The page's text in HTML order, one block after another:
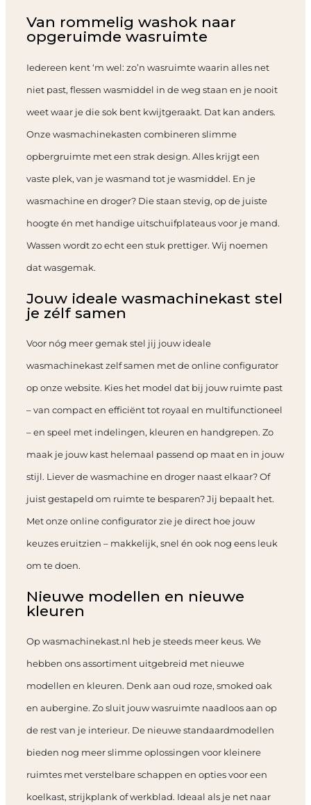
Van rommelig washok naar
opgeruimde wasruimte
Iedereen kent ‘m wel: zo’n wasruimte waarin alles net
niet past, flessen wasmiddel in de weg staan en je nooit
weet waar je die sok bent kwijtgeraakt. Dat kan anders.
Onze wasmachinekasten combineren slimme
opbergruimte met een strak design. Alles krijgt een
vaste plek, van je wasmand tot je wasmiddel. En je
wasmachine en droger? Die staan stevig, op de juiste
hoogte én met handige uitschuifplateaus voor je mand.
Wassen wordt zo echt een stuk prettiger. Wij noemen
dat wasgemak.
Jouw ideale wasmachinekast stel
je zélf samen
Voor nóg meer gemak stel jij jouw ideale
wasmachinekast zelf samen met de online configurator
op onze website. Kies het model dat bij jouw ruimte past
– van compact en efficiënt tot royaal en multifunctioneel
– en speel met indelingen, kleuren en handgrepen. Zo
maak je jouw kast helemaal passend op maat en in jouw
stijl. Liever de wasmachine en droger naast elkaar? Of
juist gestapeld om ruimte te besparen? Jij bepaalt het.
Met onze online configurator zie je direct hoe jouw
keuzes eruitzien – makkelijk, snel én ook nog eens leuk
om te doen.
Nieuwe modellen en nieuwe
kleuren
Op wasmachinekast.nl heb je steeds meer keus. We
hebben ons assortiment uitgebreid met nieuwe
modellen en kleuren. Denk aan oud roze, smoked oak
en aubergine. Zo sluit jouw wasruimte naadloos aan op
de rest van je interieur. De nieuwe standaardmodellen
bieden nog meer slimme oplossingen voor kleinere
ruimtes met verstelbare schappen en opties voor een
koelkast, strijkplank of werkblad. Ideaal als je net naar